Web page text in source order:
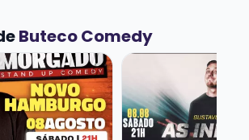
Buteco Comedy
ROGERIO MORGADO - SHOW SOLO
Veja mais sobre